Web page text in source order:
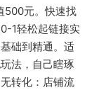
500元。快速找
1轻松起链接实
础到精通。适
法，自己瞎琢
转化：店铺流